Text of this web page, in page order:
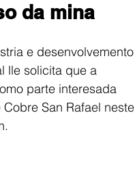
da mina
e desenvolvemento
lle solicita que a
parte interesada
San Rafael neste